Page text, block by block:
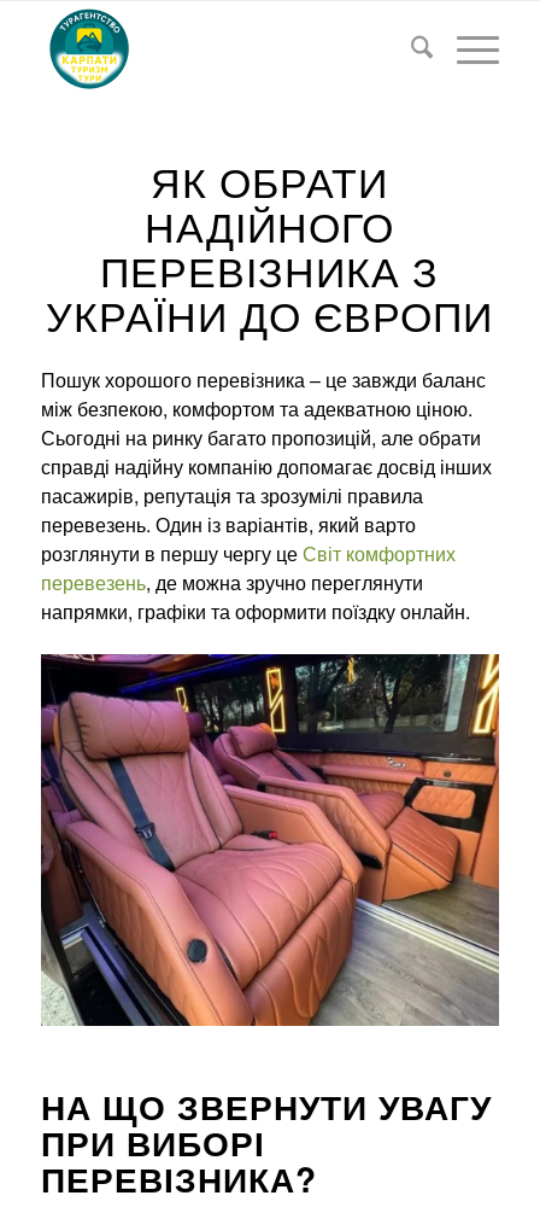
ЯК ОБРАТИ
НАДІЙНОГО
ПЕРЕВІЗНИКА З
УКРАЇНИ ДО ЄВРОПИ
Пошук хорошого перевізника – це завжди баланс
між безпекою, комфортом та адекватною ціною.
Сьогодні на ринку багато пропозицій, але обрати
справді надійну компанію допомагає досвід інших
пасажирів, репутація та зрозумілі правила
перевезень. Один із варіантів, який варто
розглянути в першу чергу цеСвіт комфортних
перевезень, де можна зручно переглянути
напрямки, графіки та оформити поїздку онлайн.
НА ЩО ЗВЕРНУТИ УВАГУ
ПРИ ВИБОРІ
ПЕРЕВІЗНИКА?